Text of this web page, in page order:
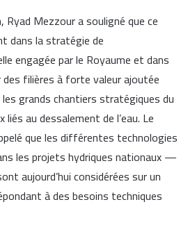
Mezzour a souligné que ce
dans la stratégie de
engagée par le Royaume et dans
filières à forte valeur ajoutée
les grands chantiers stratégiques du
au dessalement de l’eau. Le
que les différentes technologies
les projets hydriques nationaux —
aujourd’hui considérées sur un
à des besoins techniques